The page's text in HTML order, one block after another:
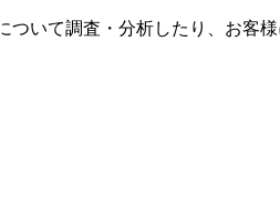
いて調査・分析したり、お客